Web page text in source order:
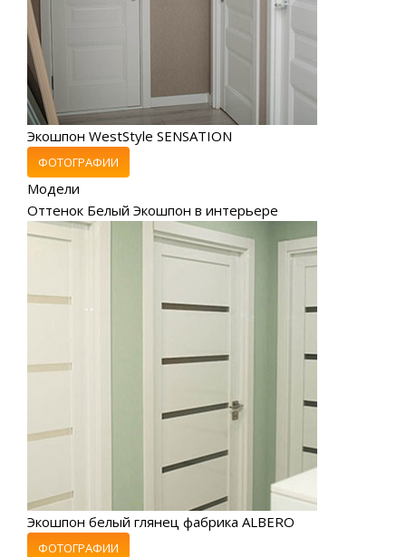
Экошпон WestStyle SENSATION
ФОТОГРАФИИ
Модели
Оттенок Белый Экошпон в интерьере
Экошпон белый глянец фабрика ALBERO
ФОТОГРАФИИ